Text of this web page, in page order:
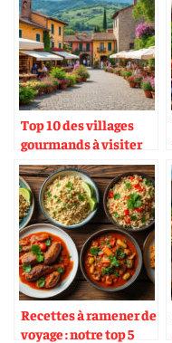
Top 10 des villages
gourmands à visiter
en Italie
Recettes à ramener de
voyage : notre top 5